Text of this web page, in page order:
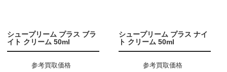
シュープリーム プラス ブラ
イト クリーム 50ml
参考買取価格
シュープリーム プラス ナイ
ト クリーム 50ml
参考買取価格